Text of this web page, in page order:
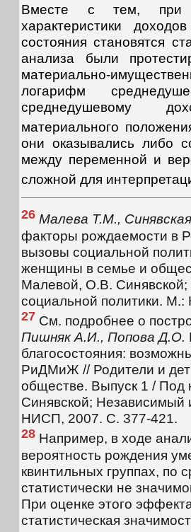
Вместе с тем, при
характеристики
состояния становятся
анализа были
материально-
логарифм
среднедушевому
материального
они оказывались либо
между переменной и
сложной для
26 Малева Т.М.,
факторы рождаемости в
вызовы социальной
женщины в семье и
Малевой, О.В. Синявской;
социальной политики.
27 См. подробнее о
Пишняк А.И., Попова Д.О.
благосостояния:
РиДМиЖ // Родители и
обществе. Выпуск 1 /
Синявской; Независимый
НИСП, 2007. С. 377-421.
28 Например, в ходе
вероятность рождения
квинтильных группах, по
статистически не
При оценке этого
статистическая